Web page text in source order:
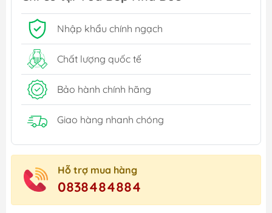
Nhập khẩu chính ngạch
Chất lượng quốc tế
Bảo hành chính hãng
Giao hàng nhanh chóng
Hỗ trợ mua hàng
0838484884